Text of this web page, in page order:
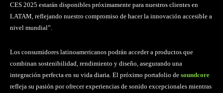
CES 2025 estarán disponibles próximamente para nuestros clientes en
LATAM, reflejando nuestro compromiso de hacer la innovación accesible a
nivel mundial”.
Los consumidores latinoamericanos podrán acceder a productos que
combinan sostenibilidad, rendimiento y diseño, asegurando una
integración perfecta en su vida diaria. El próximo portafolio de soundcore
refleja su pasión por ofrecer experiencias de sonido excepcionales mientras